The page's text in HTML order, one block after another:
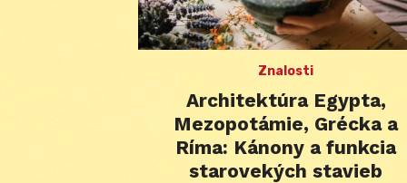
Znalosti
Architektúra Egypta,
Mezopotámie, Grécka a
Ríma: Kánony a funkcia
starovekých stavieb